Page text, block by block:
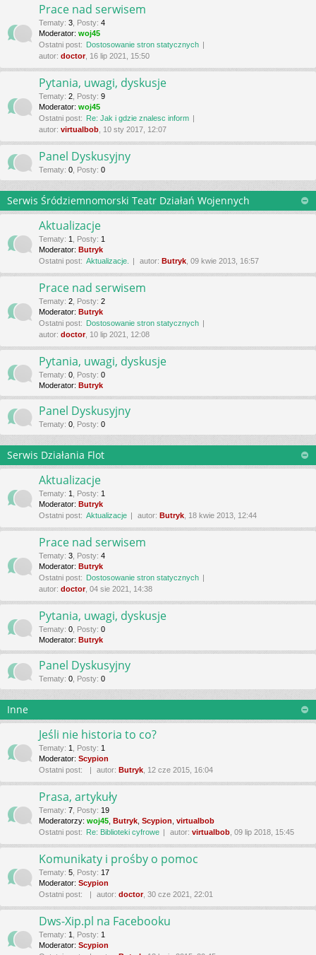
Prace nad serwisem
Tematy: 3 Posty: 4
Moderator: woj45
Ostatni post: Dostosowanie stron statycznych
autor: doctor, 16 lip 2021, 15:50
Pytania, uwagi, dyskusje
Tematy: 2 Posty: 9
Moderator: woj45
Ostatni post: Re: Jak i gdzie znalesc inform
autor: virtualbob , 10 sty 2017, 12:07
Panel Dyskusyjny
Tematy: 0 Posty: 0
Serwis Śródziemnomorski Teatr Działań Wojennych
Aktualizacje
Tematy: 1 Posty: 1
Moderator: Butryk
Ostatni post: Aktualizacje. autor: Butryk , 09 kwie 2013, 16:57
Prace nad serwisem
Tematy: 2 Posty: 2
Moderator: Butryk
Ostatni post: Dostosowanie stron statycznych
autor: doctor, 10 lip 2021, 12:08
Pytania, uwagi, dyskusje
Tematy: 0 Posty: 0
Moderator: Butryk
Panel Dyskusyjny
Tematy: 0 Posty: 0
Serwis Działania Flot
Aktualizacje
Tematy: 1 Posty: 1
Moderator: Butryk
Ostatni post: Aktualizacje autor: Butryk , 18 kwie 2013, 12:44
Prace nad serwisem
Tematy: 3 Posty: 4
Moderator: Butryk
Ostatni post: Dostosowanie stron statycznych
autor: doctor, 04 sie 2021, 14:38
Pytania, uwagi, dyskusje
Tematy: 0 Posty: 0
Moderator: Butryk
Panel Dyskusyjny
Tematy: 0 Posty: 0
Inne
Jeśli nie historia to co?
Tematy: 1 Posty: 1
Moderator: Scypion
Ostatni post:
autor: Butryk , 12 cze 2015, 16:04
Prasa, artykuły
Tematy: 7 Posty: 19
Moderatorzy: woj45 Butryk Scypion virtualbob
Ostatni post: Re: Biblioteki cyfrowe autor: virtualbob , 09 lip 2018, 15:45
Komunikaty i prośby o pomoc
Tematy: 5 Posty: 17
Moderator: Scypion
Ostatni post:
autor: doctor, 30 cze 2021, 22:01
Dws-Xip.pl na Facebooku
Tematy: 1 Posty: 1
Moderator: Scypion